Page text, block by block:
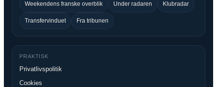
Weekendens franske overblik Under radaren Klubradar
Transfervinduet Fra tribunen
PRAKTISK
Privatlivspolitik
Cookies